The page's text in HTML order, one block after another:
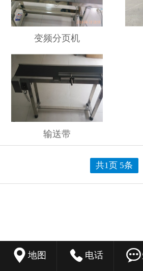
变频分页机
输送带
共1页 5条
 地图  电话 